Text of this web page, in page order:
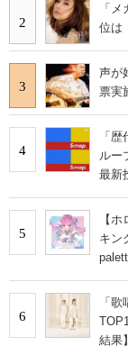
2
「
位は
3
声が
票実
4
「
ルー
最新
5
【
キン
6
「
結果】